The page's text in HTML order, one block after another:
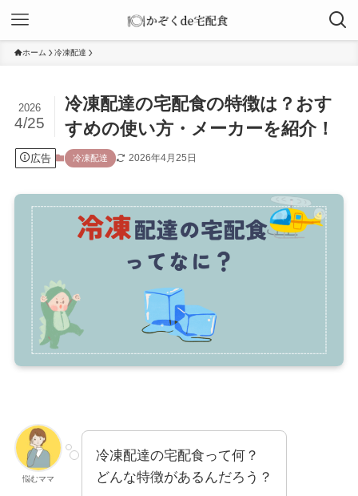
ホーム 冷凍配達
冷凍配達の宅配食の特徴は？おす
すめの使い方・メーカーを紹介！
2026
4/25
広告 冷凍配達 2026年4月25日
悩むママ
冷凍配達の宅配食って何？
どんな特徴があるんだろう？